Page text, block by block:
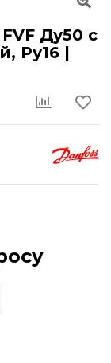
Ду50 с
Ру16 |